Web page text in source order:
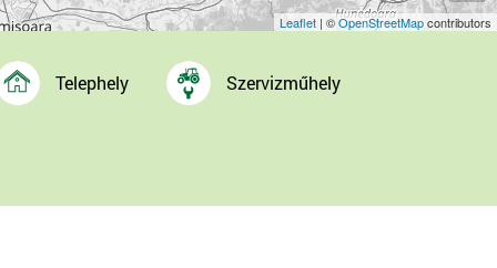
Leaflet | ©OpenStreetMapcontributors
Telephely Szervizműhely